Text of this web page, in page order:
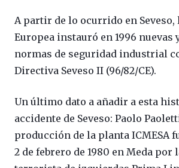
A partir de lo ocurrido en Seveso,
Europea instauró en 1996 nuevas
normas de seguridad industrial
Directiva Seveso II (96/82/CE).
Un último dato a añadir a esta
accidente de Seveso: Paolo
producción de la planta ICMESA
2 de febrero de 1980 en Meda